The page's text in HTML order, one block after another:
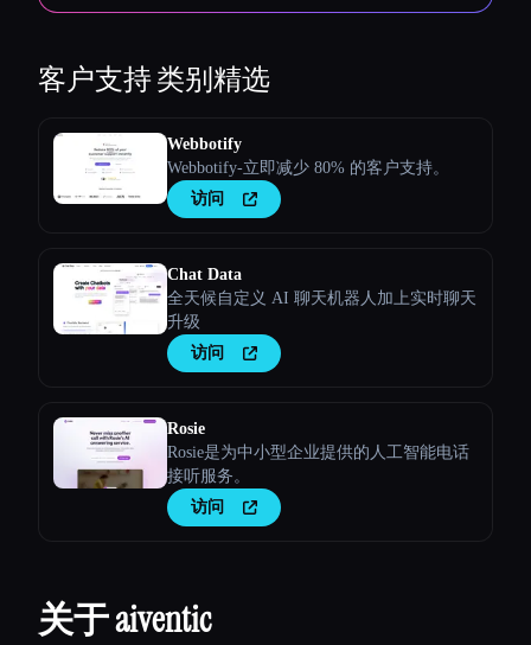
客户支持类别精选
Webbotify
Webbotify-立即减少 80% 的客户支持。
访问
Chat Data
全天候自定义 AI 聊天机器人加上实时聊天
升级
访问
Rosie
Rosie是为中小型企业提供的人工智能电话
接听服务。
访问
关于 aiventic